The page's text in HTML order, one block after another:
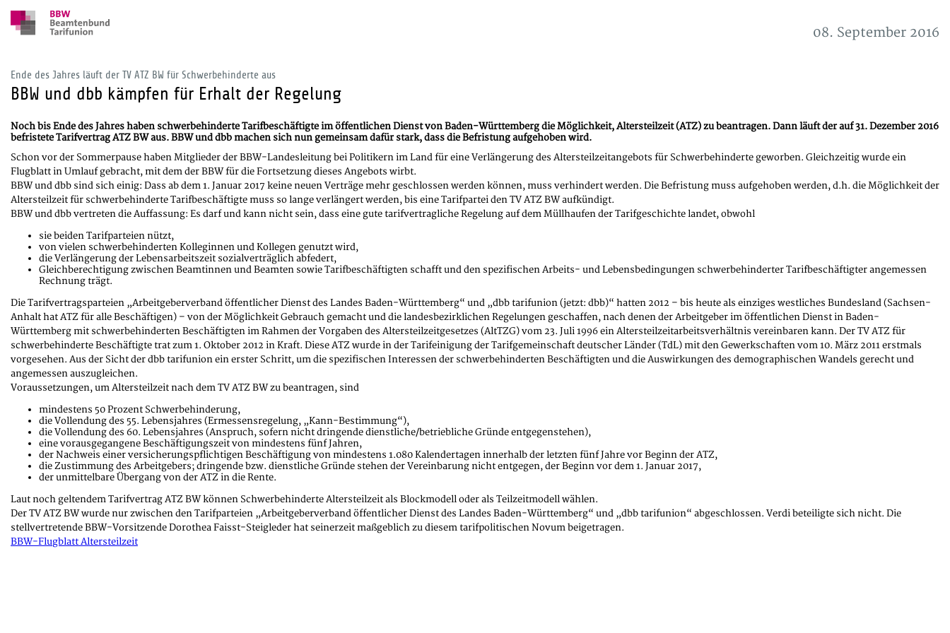
08. September 2016
Ende des Jahres läuft der TV ATZ BW für Schwerbehinderte aus
BBW und dbb kämpfen für Erhalt der Regelung
Noch bis Ende des Jahres haben schwerbehinderte Tarifbeschäftigte im öffentlichen Dienst von Baden-Württemberg die Möglichkeit, Altersteilzeit (ATZ) zu beantragen. Dann läuft der auf 31. Dezember 2016
befristete Tarifvertrag ATZ BW aus. BBW und dbb machen sich nun gemeinsam dafür stark, dass die Befristung aufgehoben wird.
Schon vor der Sommerpause haben Mitglieder der BBW-Landesleitung bei Politikern im Land für eine Verlängerung des Altersteilzeitangebots für Schwerbehinderte geworben. Gleichzeitig wurde ein
Flugblatt in Umlauf gebracht, mit dem der BBW für die Fortsetzung dieses Angebots wirbt.
BBW und dbb sind sich einig: Dass ab dem 1. Januar 2017 keine neuen Verträge mehr geschlossen werden können, muss verhindert werden. Die Befristung muss aufgehoben werden, d.h. die Möglichkeit der
Altersteilzeit für schwerbehinderte Tarifbeschäftigte muss so lange verlängert werden, bis eine Tarifpartei den TV ATZ BW aufkündigt.
BBW und dbb vertreten die Auffassung: Es darf und kann nicht sein, dass eine gute tarifvertragliche Regelung auf dem Müllhaufen der Tarifgeschichte landet, obwohl
sie beiden Tarifparteien nützt,
von vielen schwerbehinderten Kolleginnen und Kollegen genutzt wird,
die Verlängerung der Lebensarbeitszeit sozialverträglich abfedert,
Gleichberechtigung zwischen Beamtinnen und Beamten sowie Tarifbeschäftigten schafft und den spezifischen Arbeits- und Lebensbedingungen schwerbehinderter Tarifbeschäftigter angemessen
Rechnung trägt.
Die Tarifvertragsparteien „Arbeitgeberverband öffentlicher Dienst des Landes Baden-Württemberg“ und „dbb tarifunion (jetzt: dbb)“ hatten 2012 – bis heute als einziges westliches Bundesland (Sachsen-
Anhalt hat ATZ für alle Beschäftigen) – von der Möglichkeit Gebrauch gemacht und die landesbezirklichen Regelungen geschaffen, nach denen der Arbeitgeber im öffentlichen Dienst in Baden-
Württemberg mit schwerbehinderten Beschäftigten im Rahmen der Vorgaben des Altersteilzeitgesetzes (AltTZG) vom 23. Juli 1996 ein Altersteilzeitarbeitsverhältnis vereinbaren kann. Der TV ATZ für
schwerbehinderte Beschäftigte trat zum 1. Oktober 2012 in Kraft. Diese ATZ wurde in der Tarifeinigung der Tarifgemeinschaft deutscher Länder (TdL) mit den Gewerkschaften vom 10. März 2011 erstmals
vorgesehen. Aus der Sicht der dbb tarifunion ein erster Schritt, um die spezifischen Interessen der schwerbehinderten Beschäftigten und die Auswirkungen des demographischen Wandels gerecht und
angemessen auszugleichen.
Voraussetzungen, um Altersteilzeit nach dem TV ATZ BW zu beantragen, sind
mindestens 50 Prozent Schwerbehinderung,
die Vollendung des 55. Lebensjahres (Ermessensregelung, „Kann-Bestimmung“),
die Vollendung des 60. Lebensjahres (Anspruch, sofern nicht dringende dienstliche/betriebliche Gründe entgegenstehen),
eine vorausgegangene Beschäftigungszeit von mindestens fünf Jahren,
der Nachweis einer versicherungspflichtigen Beschäftigung von mindestens 1.080 Kalendertagen innerhalb der letzten fünf Jahre vor Beginn der ATZ,
die Zustimmung des Arbeitgebers; dringende bzw. dienstliche Gründe stehen der Vereinbarung nicht entgegen, der Beginn vor dem 1. Januar 2017,
der unmittelbare Übergang von der ATZ in die Rente.
Laut noch geltendem Tarifvertrag ATZ BW können Schwerbehinderte Altersteilzeit als Blockmodell oder als Teilzeitmodell wählen.
Der TV ATZ BW wurde nur zwischen den Tarifparteien „Arbeitgeberverband öffentlicher Dienst des Landes Baden-Württemberg“ und „dbb tarifunion“ abgeschlossen. Verdi beteiligte sich nicht. Die
stellvertretende BBW-Vorsitzende Dorothea Faisst-Steigleder hat seinerzeit maßgeblich zu diesem tarifpolitischen Novum beigetragen.
BBW-Flugblatt Altersteilzeit